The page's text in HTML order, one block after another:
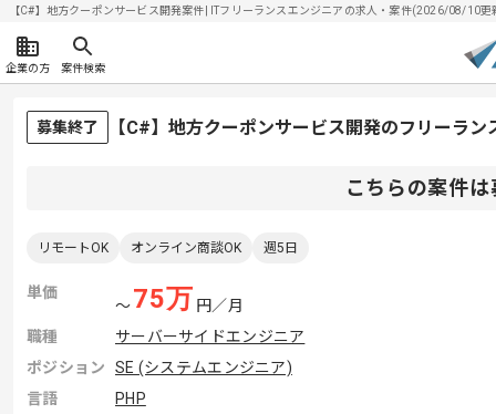
【C#】地方クーポンサービス開発案件| ITフリーランスエンジニアの求人・案件(2026/08/10更
企業の方 案件検索
募集終了 【C#】地方クーポンサービス開発のフリーラン
こちらの案件
リモートOK オンライン商談OK 週5日
単価
〜75万 円／月
職種
サーバーサイドエンジニア
ポジション
SE (システムエンジニア)
言語
PHP